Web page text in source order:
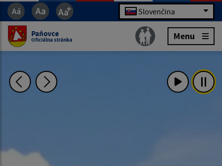
Slovenčina
Paňovce
Oficiálna stránka Menu